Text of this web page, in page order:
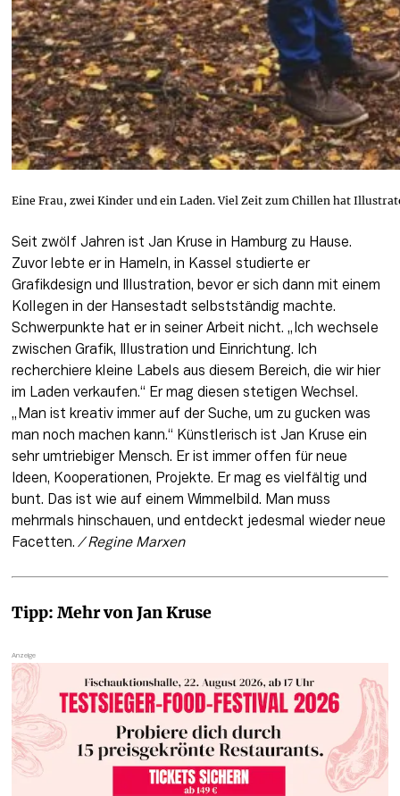
Eine Frau, zwei Kinder und ein Laden. Viel Zeit zum Chillen hat
Seit zwölf Jahren ist Jan Kruse in Hamburg zu Hause.
Zuvor lebte er in Hameln, in Kassel studierte er
Grafikdesign und Illustration, bevor er sich dann mit einem
Kollegen in der Hansestadt selbstständig machte.
Schwerpunkte hat er in seiner Arbeit nicht. „Ich wechsele
zwischen Grafik, Illustration und Einrichtung. Ich
recherchiere kleine Labels aus diesem Bereich, die wir hier
im Laden verkaufen.“ Er mag diesen stetigen Wechsel.
„Man ist kreativ immer auf der Suche, um zu gucken was
man noch machen kann.“ Künstlerisch ist Jan Kruse ein
sehr umtriebiger Mensch. Er ist immer offen für neue
Ideen, Kooperationen, Projekte. Er mag es vielfältig und
bunt. Das ist wie auf einem Wimmelbild. Man muss
mehrmals hinschauen, und entdeckt jedesmal wieder neue
Facetten. / Regine Marxen
Tipp: Mehr von Jan Kruse